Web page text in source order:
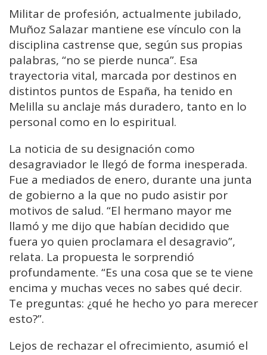
Militar de profesión, actualmente jubilado,
Muñoz Salazar mantiene ese vínculo con la
disciplina castrense que, según sus propias
palabras, “no se pierde nunca”. Esa
trayectoria vital, marcada por destinos en
distintos puntos de España, ha tenido en
Melilla su anclaje más duradero, tanto en lo
personal como en lo espiritual.
La noticia de su designación como
desagraviador le llegó de forma inesperada.
Fue a mediados de enero, durante una junta
de gobierno a la que no pudo asistir por
motivos de salud. “El hermano mayor me
llamó y me dijo que habían decidido que
fuera yo quien proclamara el desagravio”,
relata. La propuesta le sorprendió
profundamente. “Es una cosa que se te viene
encima y muchas veces no sabes qué decir.
Te preguntas: ¿qué he hecho yo para merecer
esto?”.
Lejos de rechazar el ofrecimiento, asumió el